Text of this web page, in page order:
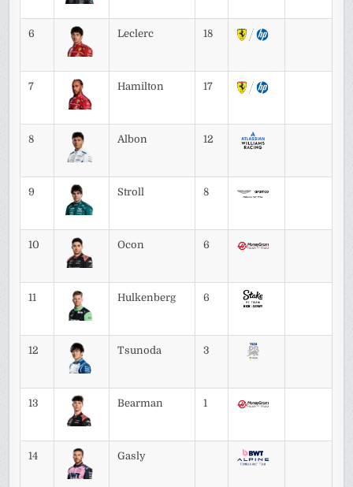
6 Leclerc 18
7 Hamilton 17
8 Albon 12
9 Stroll 8
10 Ocon 6
11 Hulkenberg 6
12 Tsunoda 3
13 Bearman 1
14 Gasly